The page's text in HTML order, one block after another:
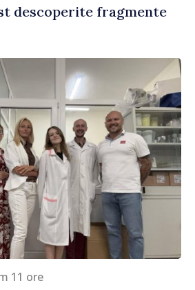
descoperite fragmente
11 ore